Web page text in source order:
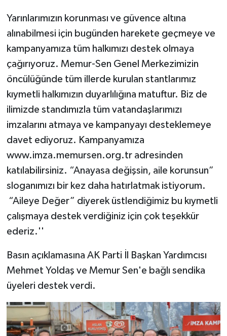
Yarınlarımızın korunması ve güvence altına
alınabilmesi için bugünden harekete geçmeye ve
kampanyamıza tüm halkımızı destek olmaya
çağırıyoruz. Memur-Sen Genel Merkezimizin
öncülüğünde tüm illerde kurulan stantlarımız
kıymetli halkımızın duyarlılığına matuftur. Biz de
ilimizde standımızla tüm vatandaşlarımızı
imzalarını atmaya ve kampanyayı desteklemeye
davet ediyoruz. Kampanyamıza
www.imza.memursen.org.tr adresinden
katılabilirsiniz. “Anayasa değişsin, aile korunsun”
sloganımızı bir kez daha hatırlatmak istiyorum.
“Aileye Değer” diyerek üstlendiğimiz bu kıymetli
çalışmaya destek verdiğiniz için çok teşekkür
ederiz.''
Basın açıklamasına AK Parti İl Başkan Yardımcısı
Mehmet Yoldaş ve Memur Sen'e bağlı sendika
üyeleri destek verdi.